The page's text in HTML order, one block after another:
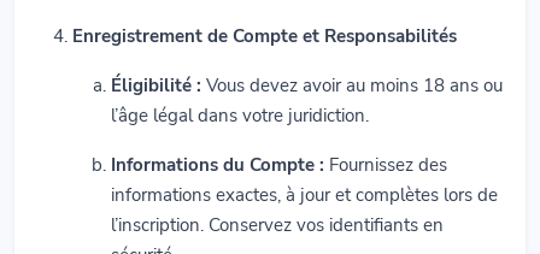
Enregistrement de Compte et Responsabilités
Éligibilité : Vous devez avoir au moins 18 ans ou
l’âge légal dans votre juridiction.
Informations du Compte : Fournissez des
informations exactes, à jour et complètes lors de
l’inscription. Conservez vos identifiants en